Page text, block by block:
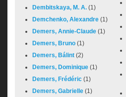
Dembitskaya, M. A. (1)
Demchenko, Alexandre (1)
Demers, Annie-Claude (1)
Demers, Bruno (1)
Demers, Bálint (2)
Demers, Dominique (1)
Demers, Frédéric (1)
Demers, Gabrielle (1)